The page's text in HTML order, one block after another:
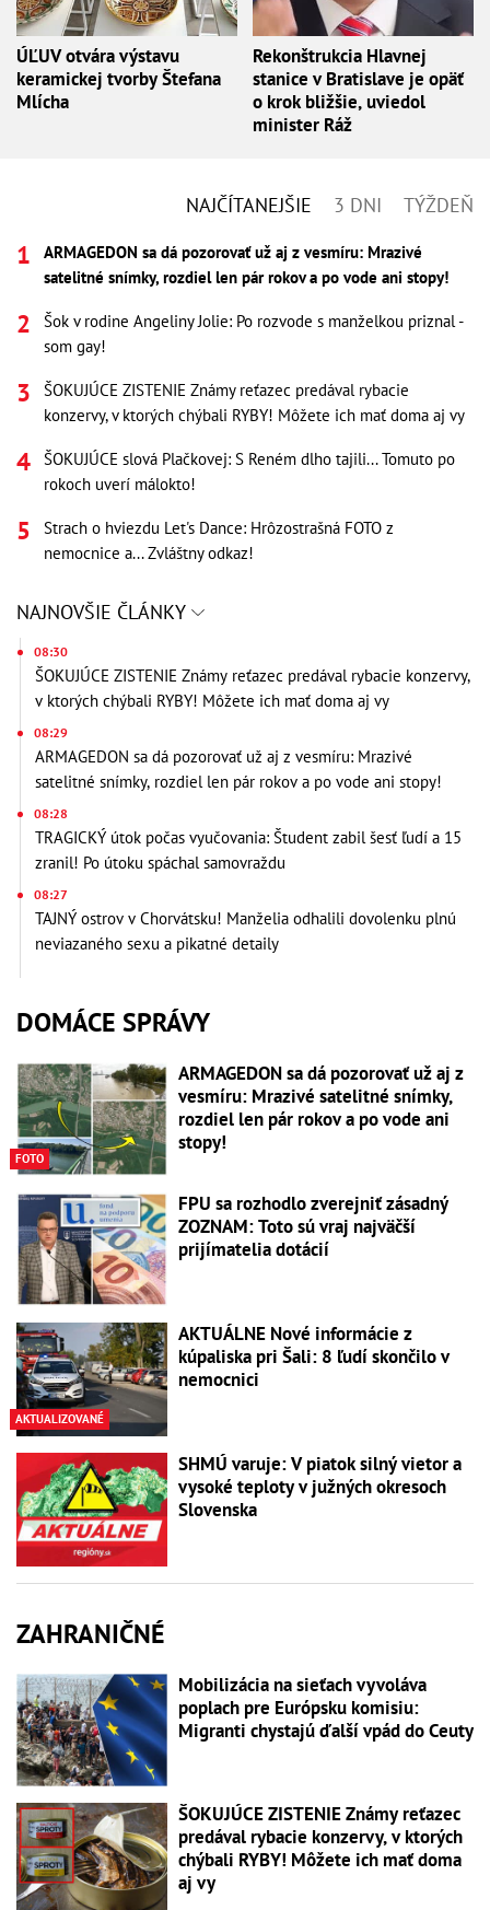
ÚĽUV otvára výstavu
keramickej tvorby Štefana
Mlícha
Rekonštrukcia Hlavnej
stanice v Bratislave je opäť
o krok bližšie, uviedol
minister Ráž
NAJČÍTANEJŠIE 3 DNI TÝŽDEŇ
ARMAGEDON sa dá pozorovať už aj z vesmíru: Mrazivé
satelitné snímky, rozdiel len pár rokov a po vode ani stopy!
Šok v rodine Angeliny Jolie: Po rozvode s manželkou priznal -
som gay!
ŠOKUJÚCE ZISTENIE Známy reťazec predával rybacie
konzervy, v ktorých chýbali RYBY! Môžete ich mať doma aj vy
ŠOKUJÚCE slová Plačkovej: S Reném dlho tajili... Tomuto po
rokoch uverí málokto!
Strach o hviezdu Let's Dance: Hrôzostrašná FOTO z
nemocnice a... Zvláštny odkaz!
NAJNOVŠIE ČLÁNKY
08:30
ŠOKUJÚCE ZISTENIE Známy reťazec predával rybacie konzervy,
v ktorých chýbali RYBY! Môžete ich mať doma aj vy
08:29
ARMAGEDON sa dá pozorovať už aj z vesmíru: Mrazivé
satelitné snímky, rozdiel len pár rokov a po vode ani stopy!
08:28
TRAGICKÝ útok počas vyučovania: Študent zabil šesť ľudí a 15
zranil! Po útoku spáchal samovraždu
08:27
TAJNÝ ostrov v Chorvátsku! Manželia odhalili dovolenku plnú
neviazaného sexu a pikatné detaily
DOMÁCE SPRÁVY
FOTO
ARMAGEDON sa dá pozorovať už aj z
vesmíru: Mrazivé satelitné snímky,
rozdiel len pár rokov a po vode ani
stopy!
FPU sa rozhodlo zverejniť zásadný
ZOZNAM: Toto sú vraj najväčší
prijímatelia dotácií
AKTUALIZOVANÉ
AKTUÁLNE Nové informácie z
kúpaliska pri Šali: 8 ľudí skončilo v
nemocnici
SHMÚ varuje: V piatok silný vietor a
vysoké teploty v južných okresoch
Slovenska
ZAHRANIČNÉ
Mobilizácia na sieťach vyvoláva
poplach pre Európsku komisiu:
Migranti chystajú ďalší vpád do Ceuty
ŠOKUJÚCE ZISTENIE Známy reťazec
predával rybacie konzervy, v ktorých
chýbali RYBY! Môžete ich mať doma
aj vy